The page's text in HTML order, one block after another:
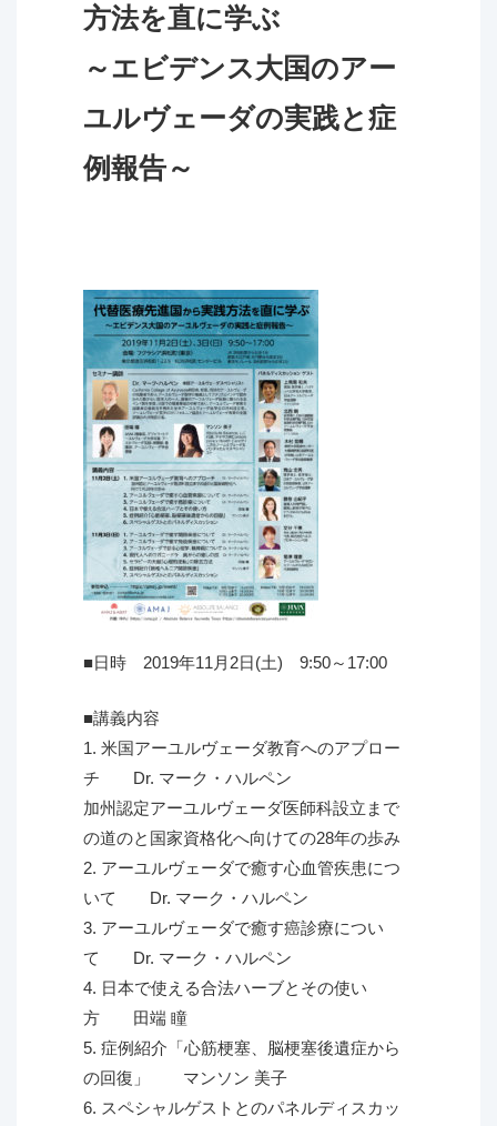
方法を直に学ぶ
～エビデンス大国のアー
ユルヴェーダの実践と症
例報告～
■日時 2019年11月2日(土) 9:50～17:00
■講義内容
1. 米国アーユルヴェーダ教育へのアプロー
チ Dr. マーク・ハルペン
加州認定アーユルヴェーダ医師科設立まで
の道のと国家資格化へ向けての28年の歩み
2. アーユルヴェーダで癒す心血管疾患につ
いて Dr. マーク・ハルペン
3. アーユルヴェーダで癒す癌診療につい
て Dr. マーク・ハルペン
4. 日本で使える合法ハーブとその使い
方 田端 瞳
5. 症例紹介「心筋梗塞、脳梗塞後遺症から
の回復」 マンソン 美子
6. スペシャルゲストとのパネルディスカッ